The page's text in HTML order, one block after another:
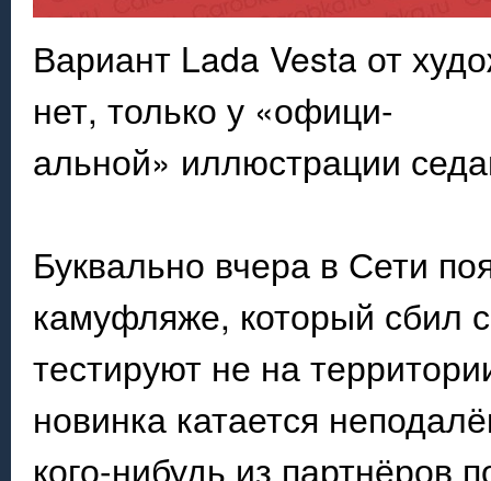
Вариант Lada Vesta от
нет, только у «офици-
альной» иллюстрации
Буквально вчера в Сети
камуфляже, который сбил
тестируют не на
новинка катается
кого-нибудь из партнёров